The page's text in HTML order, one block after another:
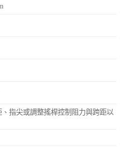
、指尖或調整搖桿控制阻力與跨距以